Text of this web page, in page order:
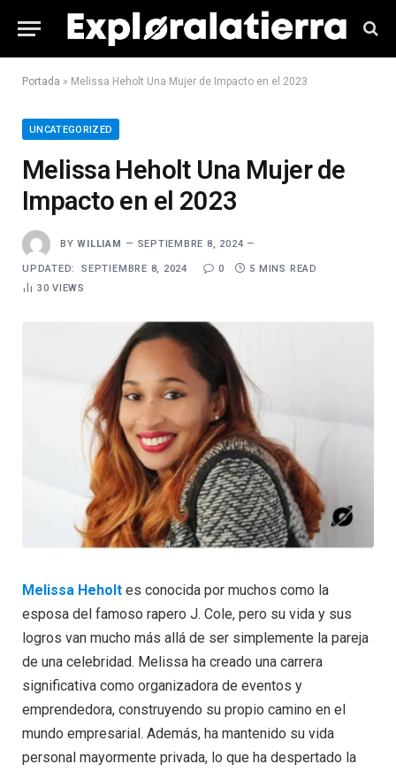
Portada » Melissa Heholt Una Mujer de Impacto en el 2023
UNCATEGORIZED
Melissa Heholt Una Mujer de
Impacto en el 2023
BY WILLIAM SEPTIEMBRE 8, 2024
UPDATED: SEPTIEMBRE 8, 2024 0
5 MINS READ
30VIEWS
Melissa Heholt es conocida por muchos como la
esposa del famoso rapero J. Cole, pero su vida y sus
logros van mucho más allá de ser simplemente la pareja
de una celebridad. Melissa ha creado una carrera
significativa como organizadora de eventos y
emprendedora, construyendo su propio camino en el
mundo empresarial. Además, ha mantenido su vida
personal mayormente privada, lo que ha despertado la